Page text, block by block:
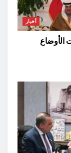
أخبار
الأوضاع